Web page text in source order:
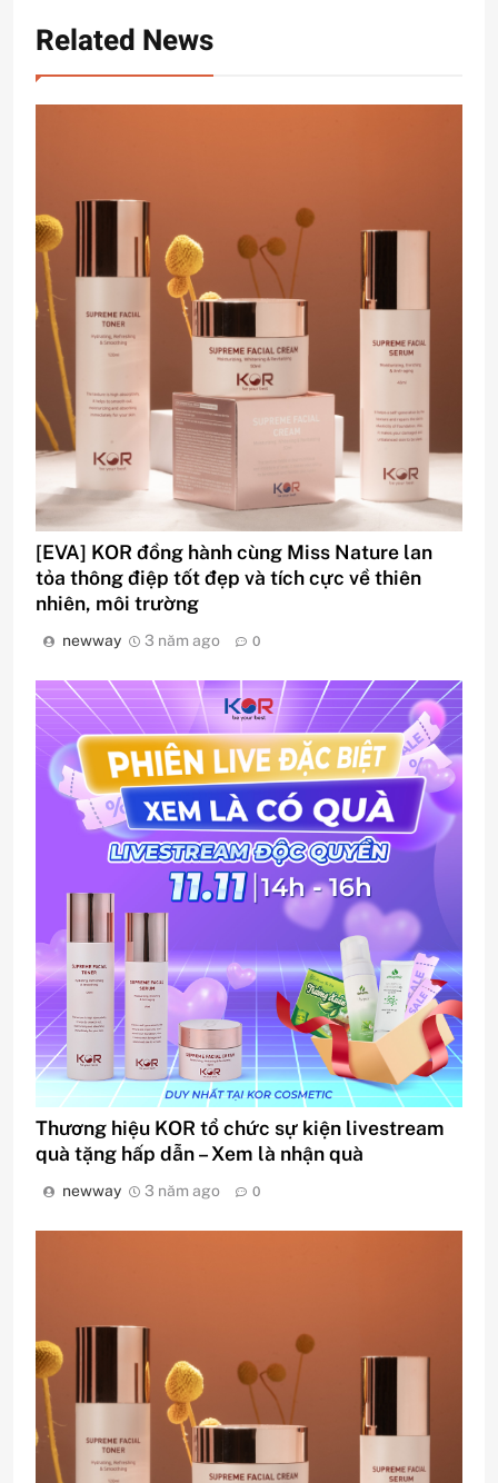
Related News
[EVA] KOR đồng hành cùng Miss Nature lan
tỏa thông điệp tốt đẹp và tích cực về thiên
nhiên, môi trường
newway 3 năm ago 0
Thương hiệu KOR tổ chức sự kiện livestream
quà tặng hấp dẫn – Xem là nhận quà
newway 3 năm ago 0